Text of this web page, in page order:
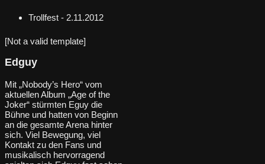
Trollfest - 2.11.2012
[Not a valid template]
Edguy
Mit „Nobody’s Hero“ vom
aktuellen Album „Age of the
Joker“ stürmten Eguy die
Bühne und hatten von Beginn
an die gesamte Arena hinter
sich. Viel Bewegung, viel
Kontakt zu den Fans und
musikalisch hervorragend